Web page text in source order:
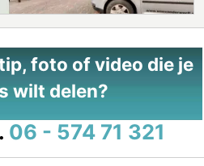
foto of video die je
wilt delen?
06 - 574 71 321